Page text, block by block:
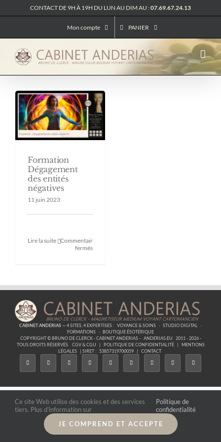
au
CONTACT DE 9H À 19H DU LUN AU DIM AU :07.69.67.24.13
Mon compte PANIER
Formation
Dégagement
des entités
négatives
11 juin 2023
Lire la suite Commentaires
ferméssur
négatives
CABINET ANDERIAS— 4 SITES, 4 EXPERTISES : VOYANCE & SOINS · STUDIO DIGITAL
·
FORMATIONS · BOUTIQUE ÉSOTÉRIQUE
COPYRIGHT © BRUNO DE CLERCK - CABINET ANDERIAS - ANDERIAS.EU
2011 - 2026 -
TOUS DROITS RÉSERVÉS.
CGV & CGU | POLITIQUE DE CONFIDENTIALITÉ |
MENTIONS
LÉGALES
| SIRET : 53857319700059 | CONTACT
Ce site Web utilise des cookies et des services
tiers. Plus d'information sur
Politique de
confidentialité
JE COMPREND ET ACCEPTE